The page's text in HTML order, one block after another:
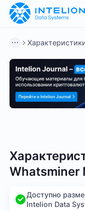
Whatsminer
Доступно
Intelion Data